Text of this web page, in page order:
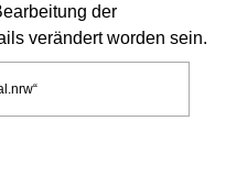
der
verändert worden sein.